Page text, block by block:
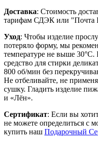
Доставка: Стоимость
тарифам СДЭК или "Почта
Уход: Чтобы изделие
потеряло форму, мы
температуре не выше 30°C.
средство для стирки
800 об/мин без
Не отбеливайте, не
сушку. Гладить изделие
и «Лён».
Сертификат: Если вы
не можете определиться с
купить наш Подарочный